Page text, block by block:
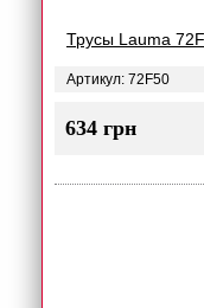
Трусы Lauma
Артикул: 72F50
634 грн